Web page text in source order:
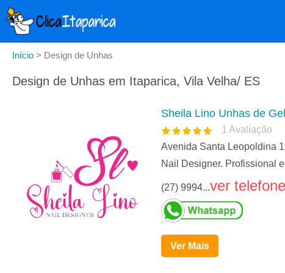
Início > Design de Unhas
Design de Unhas em Itaparica, Vila Velha/ ES
Sheila Lino Unhas de Gel
1 Avaliação
Avenida Santa Leopoldina
Nail Designer. Profissional
(27) 9994...ver telefone
Ver Mais